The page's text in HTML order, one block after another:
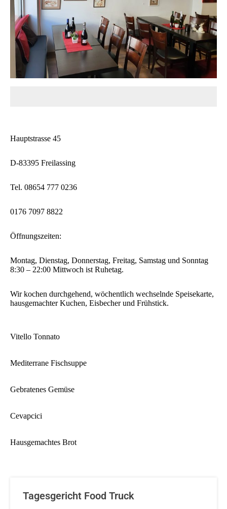
Hauptstrasse 45
D-83395 Freilassing
Tel. 08654 777 0236
0176 7097 8822
Öffnungszeiten:
Montag, Dienstag, Donnerstag, Freitag, Samstag und Sonntag
8:30 – 22:00 Mittwoch ist Ruhetag.
Wir kochen durchgehend, wöchentlich wechselnde Speisekarte,
hausgemachter Kuchen, Eisbecher und Frühstick.
Vitello Tonnato
Mediterrane Fischsuppe
Gebratenes Gemüse
Cevapcici
Hausgemachtes Brot
Tagesgericht Food Truck